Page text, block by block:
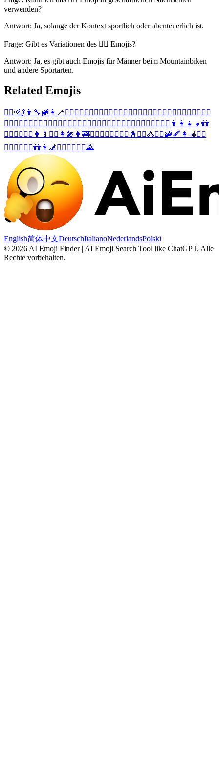
verwenden?
Antwort: Ja, solange der Kontext sportlich oder abenteuerlich ist.
Frage: Gibt es Variationen des 🚵‍♀️ Emojis?
Antwort: Ja, es gibt auch Emojis für Männer beim Mountainbiken
und andere Sportarten.
Related Emojis
🚵‍♂️🚵💃 👩‍🔧 🚞 👩‍🦯 🙎‍♀️ 🧍‍♀️ 🏃‍♀️ 🚴‍♀️ ⛹️‍♀️ 🚶‍♀️ 🧗‍♀️ 💁‍♀️ 🙋‍♀️ 🏋️‍♀️ 🙍‍♀️ 🙎‍♂️ 🙇‍♀️ 🤦‍♀️ 🧍‍♂️
🧎‍♀️ 🏃‍♂️ 🏌️‍♀️ 🏄‍♀️ 🏊‍♀️ 🚴‍♂️ 🤸‍♀️ 🤹‍♀️ 🙅‍♀️ 🙆‍♀️ 👷‍♀️ 👳‍♀️ 💆‍♀️ 💇‍♀️ 🚣‍♀️ ⛹️‍♂️ 🤾‍♀️ 👩‍👩‍👧‍👧 👫
🤽‍♀️ 🤵‍♀️ 👰‍♀️ 👩‍🍼 🤷‍♀️ 👩‍🎤 👩‍🚒🦹‍♀️ 🧙‍♀️ 🧟‍♀️ 🚶‍♂️ 🕺 🧗‍♂️🚴🤼‍♀️🚠🖋️ 👩‍🦽 💁‍♂️
🙋‍♂️ 👮‍♀️ 🏋️‍♂️👭 👩‍🦼 👯‍♀️ 🧖‍♀️ 🧘‍♀️🌄
English简体中文DeutschItalianoNederlandsPolski
© 2026 AI Emoji Finder | AI Emoji Search Tool like ChatGPT. Alle
Rechte vorbehalten.